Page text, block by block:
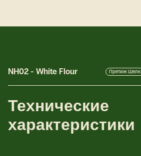
NH02 - White Flour Претиж Шелк
Технические
характеристики